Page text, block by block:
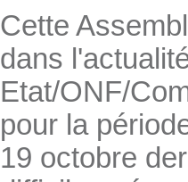
Cette
dans
Etat/ONF/
pour la
19 octobre